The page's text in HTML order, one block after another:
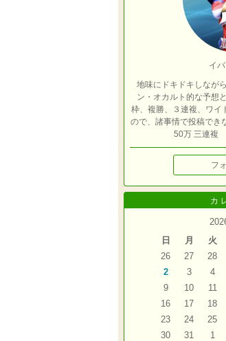
イ
地味にドキドキしなが
ン・オカルト的な予想
枠、複勝、３連複、ワ
ので、諸事情で投稿で
50万 三連複
フ
カ
日
月 火
26
27 28
2
3 4
9
10 11
16
17 18
23
24 25
30
31 1